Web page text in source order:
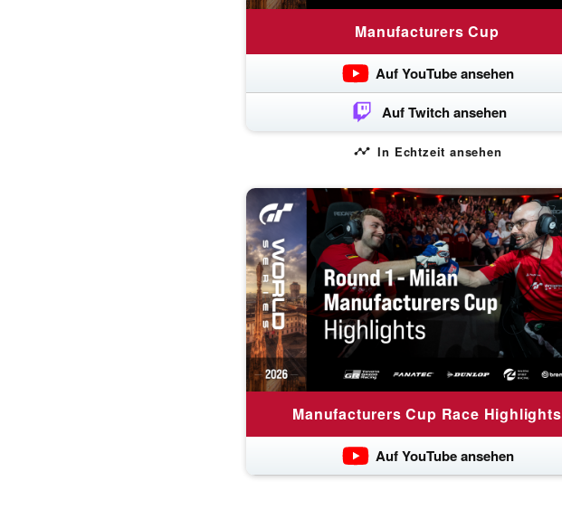
Manufacturers Cup
Auf YouTube ansehen
Auf Twitch ansehen
In Echtzeit ansehen
Manufacturers Cup Race Highlights
Auf YouTube ansehen